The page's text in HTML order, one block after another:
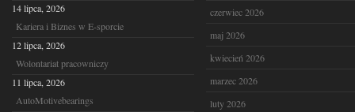
14 lipca, 2026
Kariera i Biznes w E-sporcie
12 lipca, 2026
Wolontariat pracowniczy
11 lipca, 2026
AutoMotivebearings
czerwiec 2026
maj 2026
kwiecień 2026
marzec 2026
luty 2026